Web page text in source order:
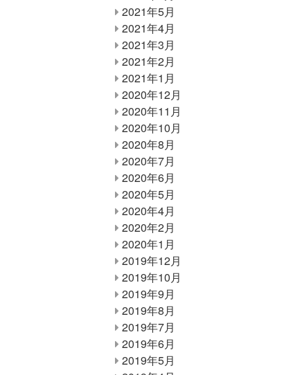
2021年5月
2021年4月
2021年3月
2021年2月
2021年1月
2020年12月
2020年11月
2020年10月
2020年8月
2020年7月
2020年6月
2020年5月
2020年4月
2020年2月
2020年1月
2019年12月
2019年10月
2019年9月
2019年8月
2019年7月
2019年6月
2019年5月